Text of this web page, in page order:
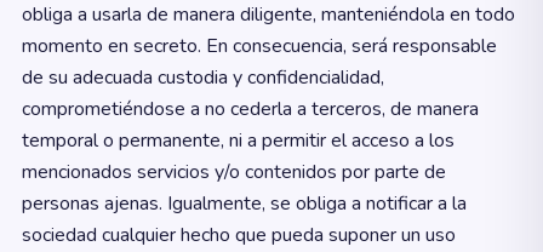
obliga a usarla de manera diligente, manteniéndola en todo
momento en secreto. En consecuencia, será responsable
de su adecuada custodia y confidencialidad,
comprometiéndose a no cederla a terceros, de manera
temporal o permanente, ni a permitir el acceso a los
mencionados servicios y/o contenidos por parte de
personas ajenas. Igualmente, se obliga a notificar a la
sociedad cualquier hecho que pueda suponer un uso